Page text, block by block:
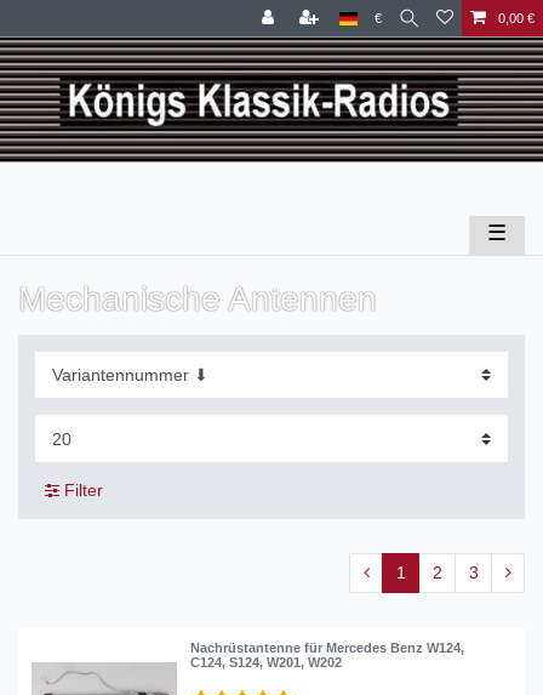
€ 0,00 €
☰
Mechanische Antennen
Filter
1 2 3
Nachrüstantenne für Mercedes Benz W124,
C124, S124, W201, W202